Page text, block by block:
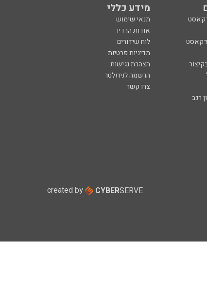
מידע כללי
תנאי שימוש
אודות הרדיו
לוח שידורים
מדיניות פרטיות
הצהרת נגישות
הרשמה לניוזלטר
צרו קשר
רגב
created by CYBERSERVE